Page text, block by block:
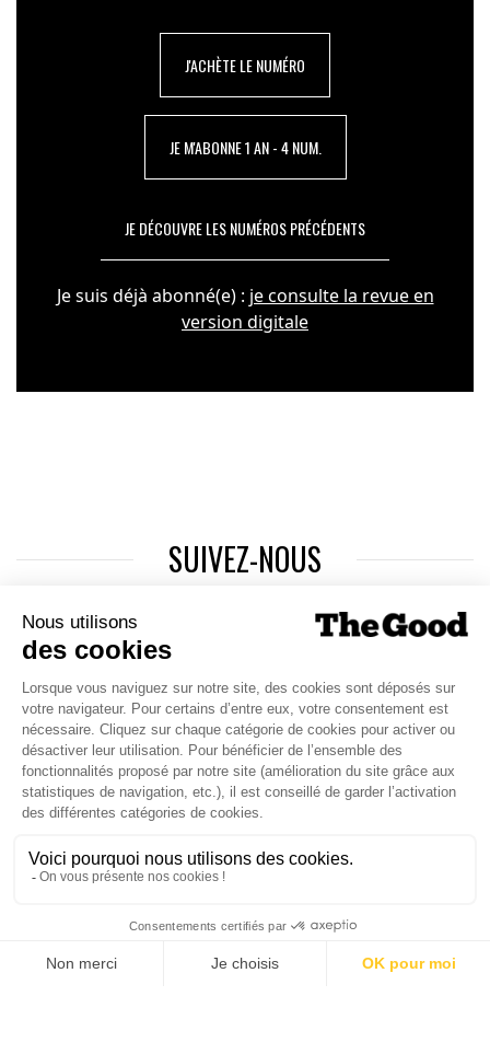
J'ACHÈTE LE NUMÉRO
JE M'ABONNE 1 AN - 4 NUM.
JE DÉCOUVRE LES NUMÉROS PRÉCÉDENTS
Je suis déjà abonné(e) : je consulte la revue en
version digitale
SUIVEZ-NOUS
Agence web:Novius